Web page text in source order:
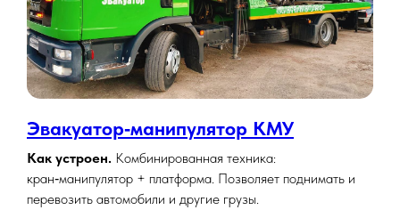
Эвакуатор‑манипулятор КМУ
Как устроен. Комбинированная техника:
кран‑манипулятор + платформа. Позволяет поднимать и
перевозить автомобили и другие грузы.